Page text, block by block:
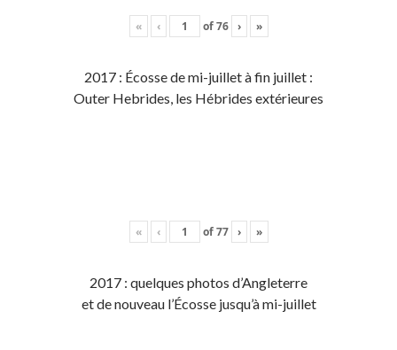
« ‹ of76 › »
2017 : Écosse de mi-juillet à fin juillet :
Outer Hebrides, les Hébrides extérieures
« ‹ of77 › »
2017 : quelques photos d’Angleterre
et de nouveau l’Écosse jusqu’à mi-juillet